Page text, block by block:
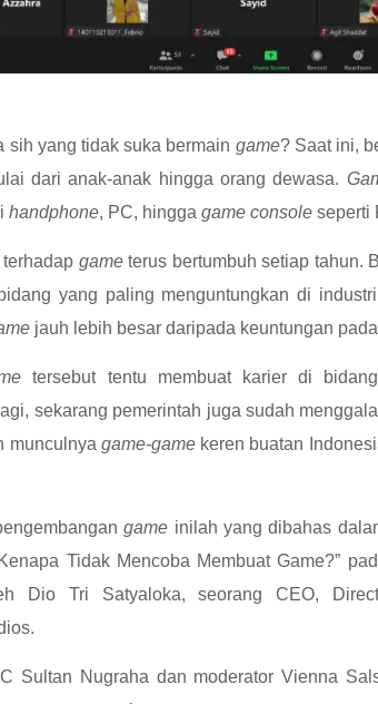
sih yang tidak suka bermain game? Saat ini,
dari anak-anak hingga orang dewasa.
handphone, PC, hingga game console seperti
gameterus bertumbuh setiap tahun.
yang paling menguntungkan di
jauh lebih besar daripada keuntungan
tersebut tentu membuat karier di
sekarang pemerintah juga sudah
munculnya game-game keren buatan
game inilah yang dibahas
Tidak Mencoba Membuat Game?”
Dio Tri Satyaloka, seorang CEO,
Sultan Nugraha dan moderator Vienna